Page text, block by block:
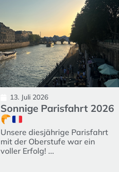
13. Juli 2026
Sonnige Parisfahrt 2026
Unsere diesjährige Parisfahrt
mit der Oberstufe war ein
voller Erfolg! ...